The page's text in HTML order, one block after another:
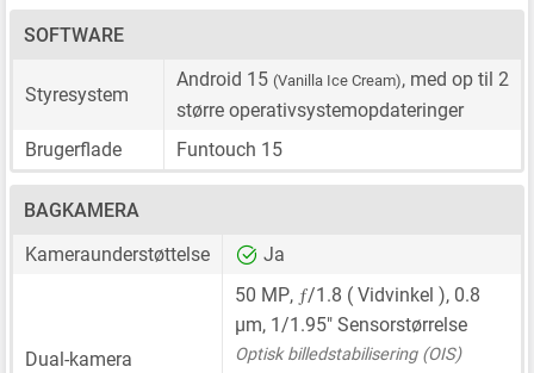
SOFTWARE
Styresystem
Android 15 (Vanilla Ice Cream), med op til 2
større operativsystemopdateringer
Brugerflade
Funtouch 15
BAGKAMERA
Kameraunderstøttelse
Ja
Dual-kamera
50 MP, ƒ/1.8 ( Vidvinkel ), 0.8
μm, 1/1.95" Sensorstørrelse
Optisk billedstabilisering (OIS)